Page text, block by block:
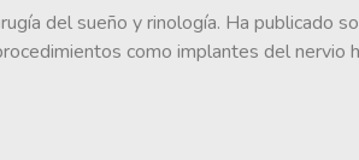
del sueño y rinología. Ha publicado
como implantes del nervio